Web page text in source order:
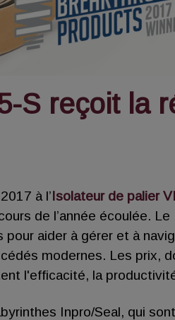
S reçoit la
à l’Isolateur de palier
de l’année écoulée. Le
aider à gérer et à
modernes. Les prix,
l'efficacité, la
Inpro/Seal, qui